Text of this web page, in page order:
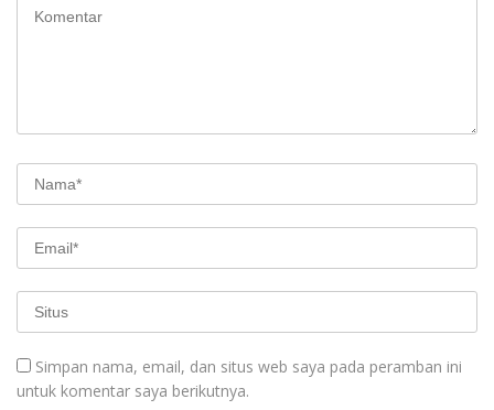
Simpan nama, email, dan situs web saya pada peramban ini
untuk komentar saya berikutnya.